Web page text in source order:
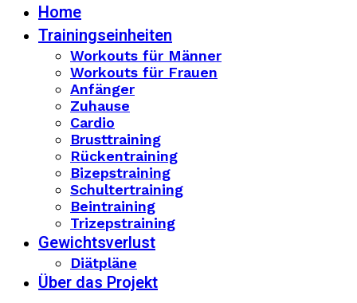
Home
Trainingseinheiten
Workouts für Männer
Workouts für Frauen
Anfänger
Zuhause
Cardio
Brusttraining
Rückentraining
Bizepstraining
Schultertraining
Beintraining
Trizepstraining
Gewichtsverlust
Diätpläne
Über das Projekt